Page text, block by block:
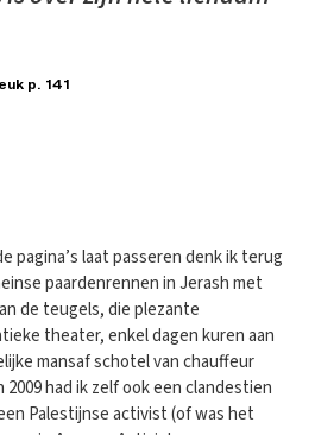
p. 141
pagina’s laat passeren denk ik terug
paardenrennen in Jerash met
de teugels, die plezante
theater, enkel dagen kuren aan
mansaf schotel van chauffeur
2009 had ik zelf ook een clandestien
Palestijnse activist (of was het